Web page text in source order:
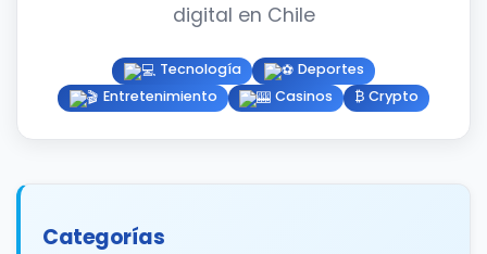
digital en Chile
Tecnología
Deportes
Entretenimiento
Casinos ₿ Crypto
Categorías